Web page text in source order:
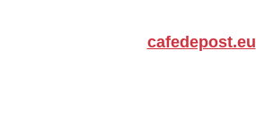
cafedepost.eu